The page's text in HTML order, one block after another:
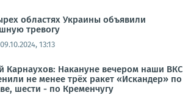
областях Украины объявили
тревогу
09.10.2024, 13:13
Карнаухов: Накануне вечером наши ВКС
не менее трёх ракет «Искандер» по
шести - по Кременчугу